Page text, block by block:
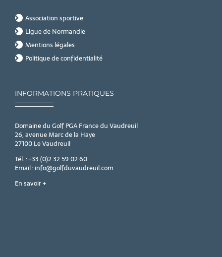
Association sportive
Ligue de Normandie
Mentions légales
Politique de confidentialité
INFORMATIONS PRATIQUES
Domaine du Golf PGA France du Vaudreuil
26, avenue Marc de la Haye
27100 Le Vaudreuil
Tél. : +33 (0)2 32 59 02 60
Email : info@golfduvaudreuil.com
En savoir +